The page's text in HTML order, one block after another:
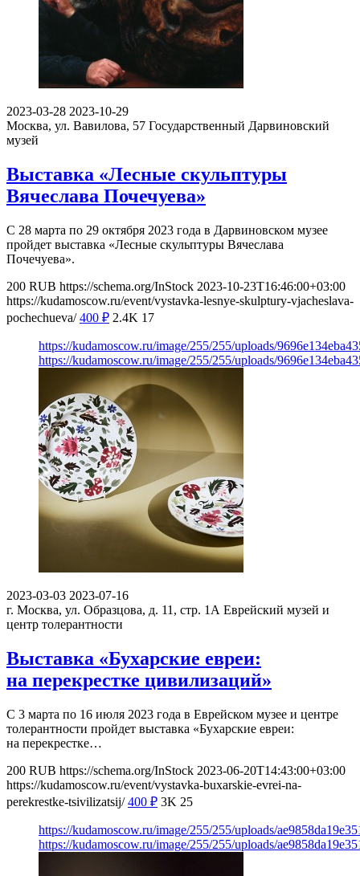
2023-03-28 2023-10-29
Москва, ул. Вавилова, 57 Государственный Дарвиновский
музей
Выставка «Лесные скульптуры
Вячеслава Почечуева»
С 28 марта по 29 октября 2023 года в Дарвиновском музее
пройдет выставка «Лесные скульптуры Вячеслава
Почечуева».
200 RUB https://schema.org/InStock 2023-10-23T16:46:00+03:00
https://kudamoscow.ru/event/vystavka-lesnye-skulptury-vjacheslava-
pochechueva/ 400 ₽ 2.4K 17
https://kudamoscow.ru/image/255/255/uploads/
https://kudamoscow.ru/image/255/255/uploads/
2023-03-03 2023-07-16
г. Москва, ул. Образцова, д. 11, стр. 1А Еврейский музей и
центр толерантности
Выставка «Бухарские евреи:
на перекрестке цивилизаций»
С 3 марта по 16 июля 2023 года в Еврейском музее и центре
толерантности пройдет выставка «Бухарские евреи:
на перекрестке…
200 RUB https://schema.org/InStock 2023-06-20T14:43:00+03:00
https://kudamoscow.ru/event/vystavka-buxarskie-evrei-na-
perekrestke-tsivilizatsij/ 400 ₽ 3K 25
https://kudamoscow.ru/image/255/255/uploads/
https://kudamoscow.ru/image/255/255/uploads/